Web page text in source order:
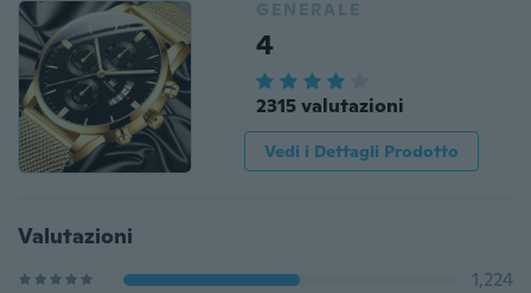
GENERALE
4
2315 valutazioni
Vedi i Dettagli Prodotto
Valutazioni
1,224